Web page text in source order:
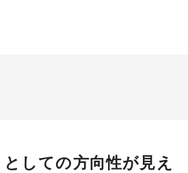
しての方向性が見え